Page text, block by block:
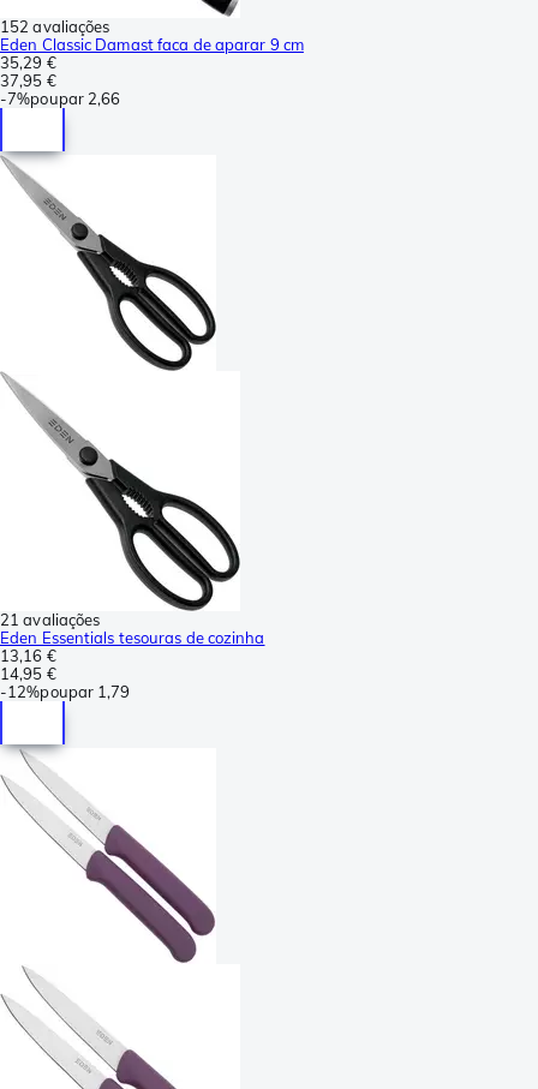
152 avaliações
Eden Classic Damast faca de aparar 9 cm
35,29 €
37,95 €
-7%poupar 2,66
21 avaliações
Eden Essentials tesouras de cozinha
13,16 €
14,95 €
-12%poupar 1,79